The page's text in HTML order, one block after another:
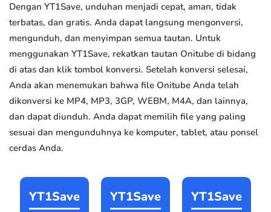
Dengan YT1Save, unduhan menjadi cepat, aman, tidak
terbatas, dan gratis. Anda dapat langsung mengonversi,
mengunduh, dan menyimpan semua tautan. Untuk
menggunakan YT1Save, rekatkan tautan Onitube di bidang
di atas dan klik tombol konversi. Setelah konversi selesai,
Anda akan menemukan bahwa file Onitube Anda telah
dikonversi ke MP4, MP3, 3GP, WEBM, M4A, dan lainnya,
dan dapat diunduh. Anda dapat memilih file yang paling
sesuai dan mengunduhnya ke komputer, tablet, atau ponsel
cerdas Anda.
YT1Save YT1Save YT1Save